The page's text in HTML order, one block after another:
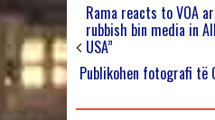
Rama reacts to VOA
rubbish bin media in
USA”
Publikohen fotografi të